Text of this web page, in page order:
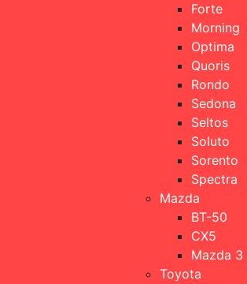
Forte
Morning
Optima
Quoris
Rondo
Sedona
Seltos
Soluto
Sorento
Spectra
Mazda
BT-50
CX5
Mazda 3
Toyota